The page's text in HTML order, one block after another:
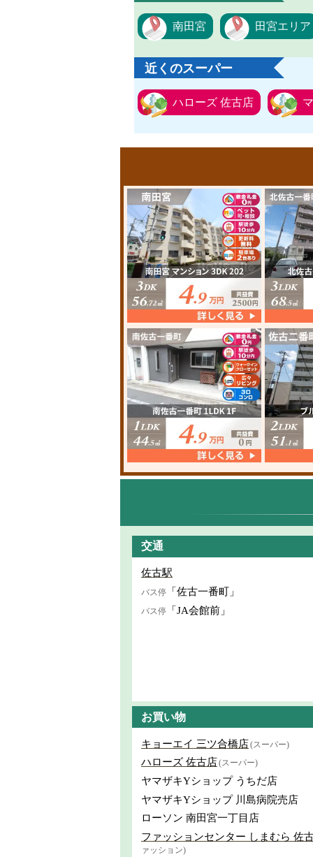
南田宮 田宮エリア
近くのスーパー
ハローズ 佐古店
交通
佐古駅
バス停 「佐古一番町」
バス停 「JA会館前」
お買い物
キョーエイ 三ツ合橋店(スーパー)
ハローズ 佐古店(スーパー)
ヤマザキYショップ うちだ店
ヤマザキYショップ 川島病院売店
ローソン 南田宮一丁目店
ファッションセンター しまむら 佐
ァッション)